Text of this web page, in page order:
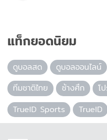
แท็กยอดนิยม
ดูบอลสด ดูบอลออนไลน์
ทีมชาติไทย
ช้างศึก
โ
TrueID Sports
TrueID